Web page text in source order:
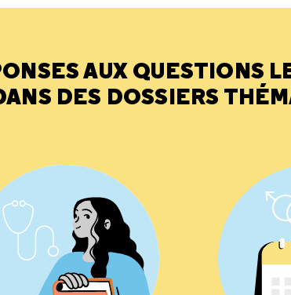
AUX QUESTIONS
DES DOSSIERS